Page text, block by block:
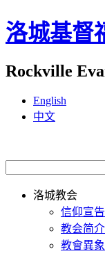
洛城基督
Rockville
English
中文
洛城教会
信仰宣告
教会简介
教會異象